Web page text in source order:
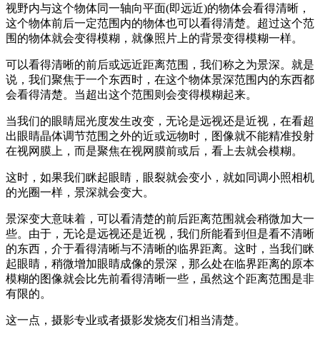
视野内与这个物体同一轴向平面(即远近)的物体会看得清晰，
这个物体前后一定范围内的物体也可以看得清楚。超过这个范
围的物体就会变得模糊，就像照片上的背景变得模糊一样。
可以看得清晰的前后或远近距离范围，我们称之为景深。就是
说，我们聚焦于一个东西时，在这个物体景深范围内的东西都
会看得清楚。当超出这个范围则会变得模糊起来。
当我们的眼睛屈光度发生改变，无论是远视还是近视，在看超
出眼睛晶体调节范围之外的近或远物时，图像就不能精准投射
在视网膜上，而是聚焦在视网膜前或后，看上去就会模糊。
这时，如果我们眯起眼睛，眼裂就会变小，就如同调小照相机
的光圈一样，景深就会变大。
景深变大意味着，可以看清楚的前后距离范围就会稍微加大一
些。由于，无论是远视还是近视，我们所能看到但是看不清晰
的东西，介于看得清晰与不清晰的临界距离。这时，当我们眯
起眼睛，稍微增加眼睛成像的景深，那么处在临界距离的原本
模糊的图像就会比先前看得清晰一些，虽然这个距离范围是非
有限的。
这一点，摄影专业或者摄影发烧友们相当清楚。